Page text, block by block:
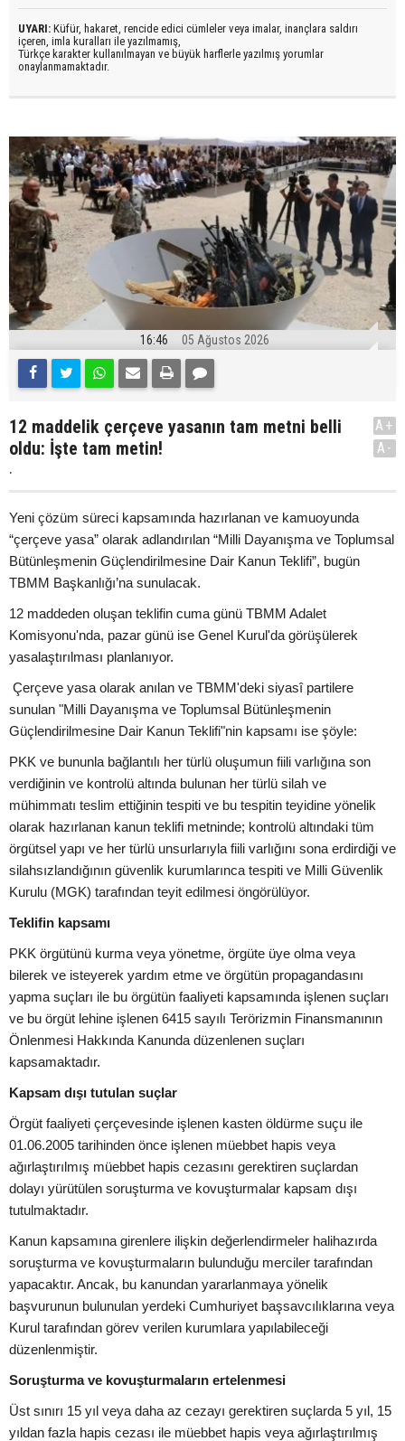
UYARI: Küfür, hakaret, rencide edici cümleler veya imalar, inançlara saldırı
içeren, imla kuralları ile yazılmamış,
Türkçe karakter kullanılmayan ve büyük harflerle yazılmış yorumlar
onaylanmamaktadır.
16:46 05 Ağustos 2026
12 maddelik çerçeve yasanın tam metni belli
oldu: İşte tam metin!
.
A+
A-
Yeni çözüm süreci kapsamında hazırlanan ve kamuoyunda
“çerçeve yasa” olarak adlandırılan “Milli Dayanışma ve Toplumsal
Bütünleşmenin Güçlendirilmesine Dair Kanun Teklifi”, bugün
TBMM Başkanlığı’na sunulacak.
12 maddeden oluşan teklifin cuma günü TBMM Adalet
Komisyonu'nda, pazar günü ise Genel Kurul'da görüşülerek
yasalaştırılması planlanıyor.
Çerçeve yasa olarak anılan ve TBMM'deki siyasî partilere
sunulan "Milli Dayanışma ve Toplumsal Bütünleşmenin
Güçlendirilmesine Dair Kanun Teklifi"nin kapsamı ise şöyle:
PKK ve bununla bağlantılı her türlü oluşumun fiili varlığına son
verdiğinin ve kontrolü altında bulunan her türlü silah ve
mühimmatı teslim ettiğinin tespiti ve bu tespitin teyidine yönelik
olarak hazırlanan kanun teklifi metninde; kontrolü altındaki tüm
örgütsel yapı ve her türlü unsurlarıyla fiili varlığını sona erdirdiği ve
silahsızlandığının güvenlik kurumlarınca tespiti ve Milli Güvenlik
Kurulu (MGK) tarafından teyit edilmesi öngörülüyor.
Teklifin kapsamı
PKK örgütünü kurma veya yönetme, örgüte üye olma veya
bilerek ve isteyerek yardım etme ve örgütün propagandasını
yapma suçları ile bu örgütün faaliyeti kapsamında işlenen suçları
ve bu örgüt lehine işlenen 6415 sayılı Terörizmin Finansmanının
Önlenmesi Hakkında Kanunda düzenlenen suçları
kapsamaktadır.
Kapsam dışı tutulan suçlar
Örgüt faaliyeti çerçevesinde işlenen kasten öldürme suçu ile
01.06.2005 tarihinden önce işlenen müebbet hapis veya
ağırlaştırılmış müebbet hapis cezasını gerektiren suçlardan
dolayı yürütülen soruşturma ve kovuşturmalar kapsam dışı
tutulmaktadır.
Kanun kapsamına girenlere ilişkin değerlendirmeler halihazırda
soruşturma ve kovuşturmaların bulunduğu merciler tarafından
yapacaktır. Ancak, bu kanundan yararlanmaya yönelik
başvurunun bulunulan yerdeki Cumhuriyet başsavcılıklarına veya
Kurul tarafından görev verilen kurumlara yapılabileceği
düzenlenmiştir.
Soruşturma ve kovuşturmaların ertelenmesi
Üst sınırı 15 yıl veya daha az cezayı gerektiren suçlarda 5 yıl, 15
yıldan fazla hapis cezası ile müebbet hapis veya ağırlaştırılmış